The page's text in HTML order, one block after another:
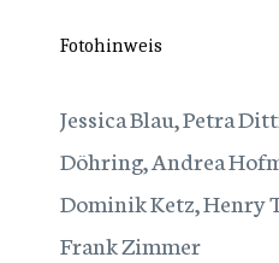
Fotohinweis
Jessica Blau, Petra
Döhring, Andrea
Dominik Ketz, Henry
Frank Zimmer